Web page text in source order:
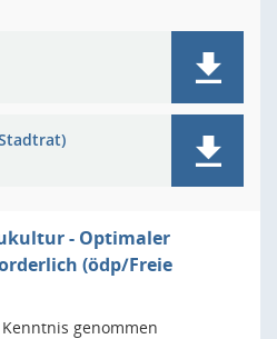
- Optimaler
(ödp/Freie
genommen